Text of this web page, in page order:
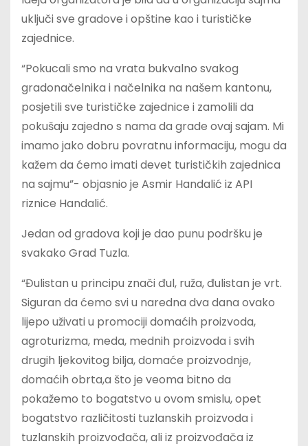
uključi sve gradove i opštine kao i turističke
zajednice.
“Pokucali smo na vrata bukvalno svakog
gradonačelnika i načelnika na našem kantonu,
posjetili sve turističke zajednice i zamolili da
pokušaju zajedno s nama da grade ovaj sajam. Mi
imamo jako dobru povratnu informaciju, mogu da
kažem da ćemo imati devet turističkih zajednica
na sajmu”- objasnio je Asmir Handalić iz API
riznice Handalić.
Jedan od gradova koji je dao punu podršku je
svakako Grad Tuzla.
“Đulistan u principu znači đul, ruža, đulistan je vrt.
Siguran da ćemo svi u naredna dva dana ovako
lijepo uživati u promociji domaćih proizvoda,
agroturizma, meda, mednih proizvoda i svih
drugih ljekovitog bilja, domaće proizvodnje,
domaćih obrta,a što je veoma bitno da
pokažemo to bogatstvo u ovom smislu, opet
bogatstvo različitosti tuzlanskih proizvoda i
tuzlanskih proizvođača, ali iz proizvođača iz